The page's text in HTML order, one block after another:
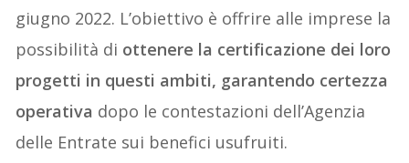
giugno 2022. L’obiettivo è offrire alle imprese la
possibilità di ottenere la certificazione dei loro
progetti in questi ambiti, garantendo certezza
operativa dopo le contestazioni dell’Agenzia
delle Entrate sui benefici usufruiti.